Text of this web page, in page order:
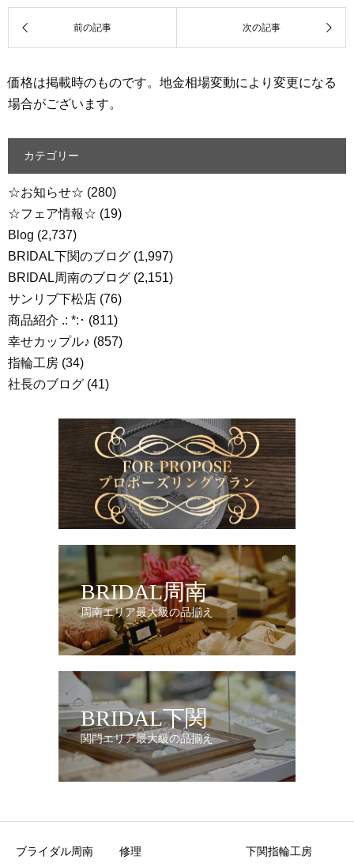
価格は掲載時のものです。地金相場変動により変更になる
場合がございます。
カテゴリー
☆お知らせ☆ (280)
☆フェア情報☆ (19)
Blog (2,737)
BRIDAL下関のブログ (1,997)
BRIDAL周南のブログ (2,151)
サンリブ下松店 (76)
商品紹介 .: *:･ (811)
幸せカップル♪ (857)
指輪工房 (34)
社長のブログ (41)
BRIDAL周南
周南エリア最大級の品揃え
BRIDAL下関
関門エリア最大級の品揃え
ブライダル周南
修理
下関指輪工房